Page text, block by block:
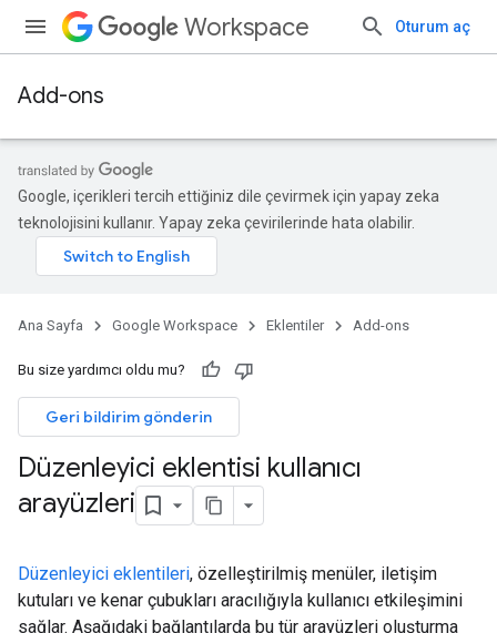
Workspace Oturum aç
Add-ons
Google, içerikleri tercih ettiğiniz dile çevirmek için yapay zeka
teknolojisini kullanır. Yapay zeka çevirilerinde hata olabilir.
Ana Sayfa Google Workspace Eklentiler Add-ons
Bu size yardımcı oldu mu?
Geri bildirim gönderin
Düzenleyici eklentisi kullanıcı
arayüzleri
Düzenleyici eklentileri, özelleştirilmiş menüler, iletişim
kutuları ve kenar çubukları aracılığıyla kullanıcı etkileşimini
sağlar. Aşağıdaki bağlantılarda bu tür arayüzleri oluşturma